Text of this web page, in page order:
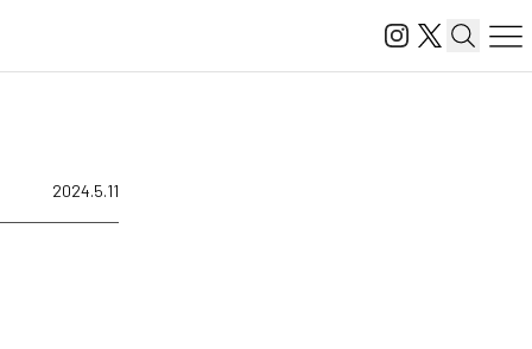
2024.5.11